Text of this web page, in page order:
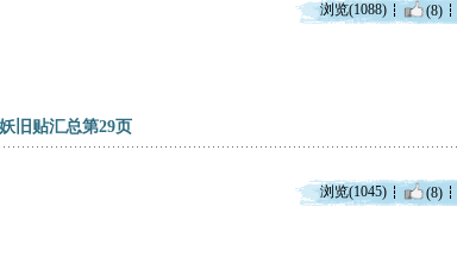
浏览(1088) (8)
旧贴汇总第29页
浏览(1045) (8)